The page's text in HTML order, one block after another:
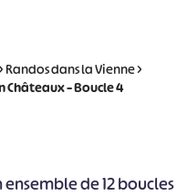
Randos dans la Vienne>
Châteaux – Boucle 4
de 12